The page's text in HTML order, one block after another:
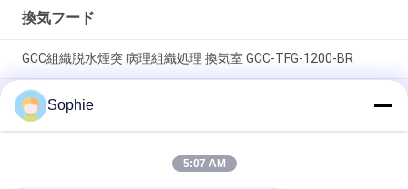
換気フード
GCC組織脱水煙突 病理組織処理 換気室 GCC-TFG-1200-BR
冷式ロール鋼質組織プロセッサ インテリジェント制御パネルと
スライドガラスを持つ煙突ホット パथोロジー&ヒストロジーラ
ボ
インテリジェント制御付き耐久性SUS304ステンレス鋼製実験
Sophie
5:07 AM